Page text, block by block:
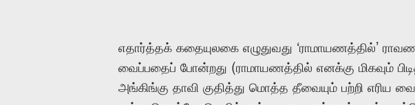
எதார்த்தக் கதையுலகை எழுதுவது ‘ராமாயணத்தில்’
வைப்பதைப் போன்றது (ராமாயணத்தில் எனக்கு மிகவும்
அங்கிங்கு தாவி குதித்து மொத்த தீவையும் பற்றி எரிய